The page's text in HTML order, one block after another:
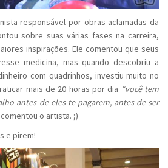
responsável por obras aclamadas da
sobre suas várias fases na carreira,
inspirações. Ele comentou que seus
medicina, mas quando descobriu a
com quadrinhos, investiu muito no
mais de 20 horas por dia “você tem
antes de eles te pagarem, antes de ser
o artista. ;)
e pirem!